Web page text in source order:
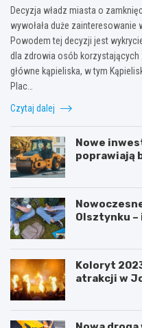
Decyzja władz miasta o
wywołała duże
Powodem tej decyzji jest
dla zdrowia osób
główne kąpieliska, w tym
Plac…
Czytaj dalej
Nowe
poprawiają
Olsztynku
Koloryt
atrakcji w